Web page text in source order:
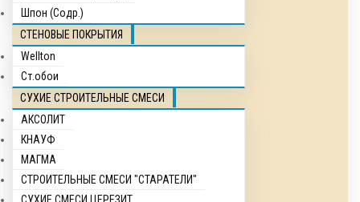
Шпон (Содр.)
СТЕНОВЫЕ ПОКРЫТИЯ
Wellton
Ст.обои
СУХИЕ СТРОИТЕЛЬНЫЕ СМЕСИ
АКСОЛИТ
КНАУФ
МАГМА
СТРОИТЕЛЬНЫЕ СМЕСИ "СТАРАТЕЛИ"